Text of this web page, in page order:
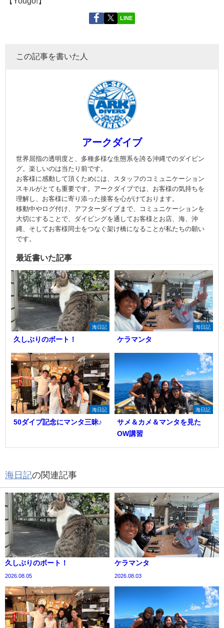
LINE
この記事を書いた人
アークダイブ
世界屈指の透明度と、多種多様な生態系を誇る沖縄でのダイビン
グ。楽しいのは当たり前です。
お客様に感動して頂くためには、スタッフのコミュニケーション
スキルがとても重要です。アークダイブでは、お客様の気持ちを
理解し、お客様に寄り添った接客を心がけております。
移動中やログ付け、アフターダイブまで、コミュニケーションを
大切にすることで、ダイビングを通してお客様とお店、海、沖
縄、そしてお客様同士をつなぐ架け橋になることが私たちの願い
です。
最近書いた記事
海日記
久しぶりのボート！
海日記
ケラマンタ
海日記
50ダイブ記念にマンタ三昧♪
海日記
サメ＆カメ＆マンタを見た
OW講習
海日記の関連記事
久しぶりのボート！
2026.08.05
ケラマンタ
2026.08.03